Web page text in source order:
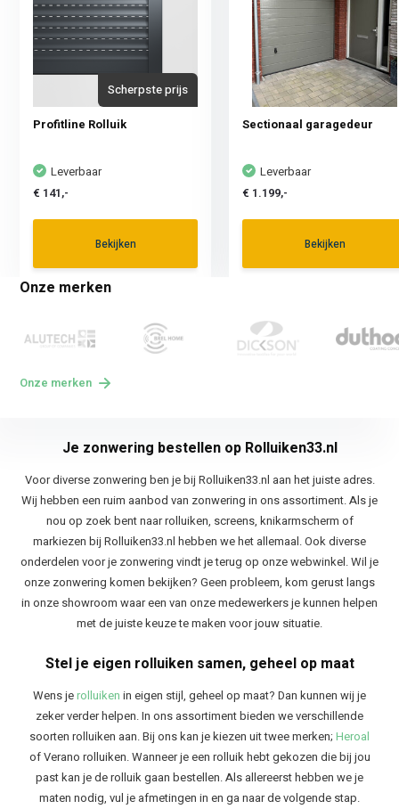
Scherpste prijs
Profitline Rolluik
Leverbaar
€ 141,-
Bekijken
Sectionaal garagedeur
Leverbaar
€ 1.199,-
Bekijken
Onze merken
Onze merken
Je zonwering bestellen op Rolluiken33.nl
Voor diverse zonwering ben je bij Rolluiken33.nl aan het juiste adres.
Wij hebben een ruim aanbod van zonwering in ons assortiment. Als je
nou op zoek bent naar rolluiken, screens, knikarmscherm of
markiezen bij Rolluiken33.nl hebben we het allemaal. Ook diverse
onderdelen voor je zonwering vindt je terug op onze webwinkel. Wil je
onze zonwering komen bekijken? Geen probleem, kom gerust langs
in onze showroom waar een van onze medewerkers je kunnen helpen
met de juiste keuze te maken voor jouw situatie.
Stel je eigen rolluiken samen, geheel op maat
Wens jerolluiken in eigen stijl, geheel op maat? Dan kunnen wij je
zeker verder helpen. In ons assortiment bieden we verschillende
soorten rolluiken aan. Bij ons kan je kiezen uit twee merken; Heroal
of Verano rolluiken. Wanneer je een rolluik hebt gekozen die bij jou
past kan je de rolluik gaan bestellen. Als allereerst hebben we je
maten nodig, vul je afmetingen in en ga naar de volgende stap.